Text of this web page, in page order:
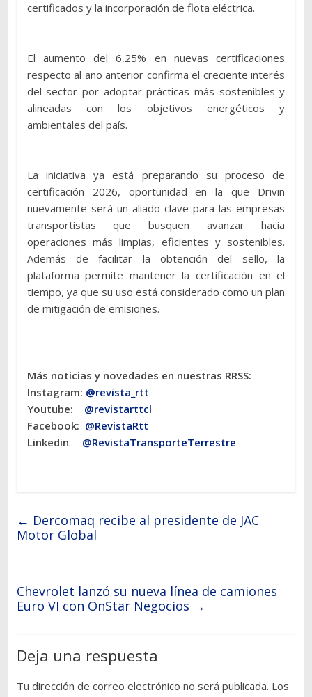
certificados y la incorporación de flota eléctrica.
El aumento del 6,25% en nuevas certificaciones
respecto al año anterior confirma el creciente interés
del sector por adoptar prácticas más sostenibles y
alineadas con los objetivos energéticos y
ambientales del país.
La iniciativa ya está preparando su proceso de
certificación 2026, oportunidad en la que Drivin
nuevamente será un aliado clave para las empresas
transportistas que busquen avanzar hacia
operaciones más limpias, eficientes y sostenibles.
Además de facilitar la obtención del sello, la
plataforma permite mantener la certificación en el
tiempo, ya que su uso está considerado como un plan
de mitigación de emisiones.
Más noticias y novedades en nuestras RRSS:
Instagram: @revista_rtt
Youtube: @revistarttcl
Facebook: @RevistaRtt
Linkedin: @RevistaTransporteTerrestre
← Dercomaq recibe al presidente de JAC
Motor Global
Chevrolet lanzó su nueva línea de camiones
Euro VI con OnStar Negocios →
Deja una respuesta
Tu dirección de correo electrónico no será publicada. Los